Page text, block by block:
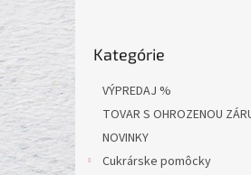
o
ý
e
kategórie
Kategórie
VÝPREDAJ %
TOVAR S OHROZENOU
NOVINKY
Cukrárske pomôcky